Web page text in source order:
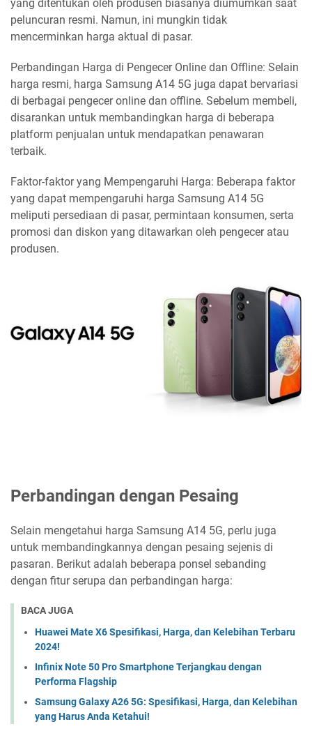
yang ditentukan oleh produsen biasanya diumumkan saat
peluncuran resmi. Namun, ini mungkin tidak
mencerminkan harga aktual di pasar.
Perbandingan Harga di Pengecer Online dan Offline: Selain
harga resmi, harga Samsung A14 5G juga dapat bervariasi
di berbagai pengecer online dan offline. Sebelum membeli,
disarankan untuk membandingkan harga di beberapa
platform penjualan untuk mendapatkan penawaran
terbaik.
Faktor-faktor yang Mempengaruhi Harga: Beberapa faktor
yang dapat mempengaruhi harga Samsung A14 5G
meliputi persediaan di pasar, permintaan konsumen, serta
promosi dan diskon yang ditawarkan oleh pengecer atau
produsen.
Perbandingan dengan Pesaing
Selain mengetahui harga Samsung A14 5G, perlu juga
untuk membandingkannya dengan pesaing sejenis di
pasaran. Berikut adalah beberapa ponsel sebanding
dengan fitur serupa dan perbandingan harga:
BACA JUGA
Huawei Mate X6 Spesifikasi, Harga, dan Kelebihan Terbaru
2024!
Infinix Note 50 Pro Smartphone Terjangkau dengan
Performa Flagship
Samsung Galaxy A26 5G: Spesifikasi, Harga, dan Kelebihan
yang Harus Anda Ketahui!